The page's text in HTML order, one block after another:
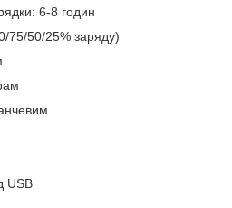
6-8 годин
75/50/25% заряду)
USB